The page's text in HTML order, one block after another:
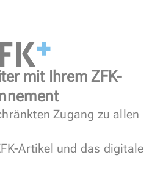
mit Ihrem ZFK-
Zugang zu allen
Artikel und das digitale